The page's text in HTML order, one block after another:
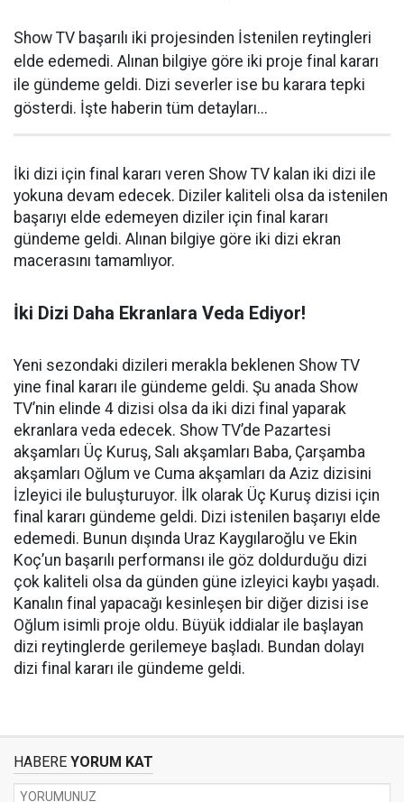
Show TV başarılı iki projesinden İstenilen reytingleri
elde edemedi. Alınan bilgiye göre iki proje final kararı
ile gündeme geldi. Dizi severler ise bu karara tepki
gösterdi. İşte haberin tüm detayları...
İki dizi için final kararı veren Show TV kalan iki dizi ile
yokuna devam edecek. Diziler kaliteli olsa da istenilen
başarıyı elde edemeyen diziler için final kararı
gündeme geldi. Alınan bilgiye göre iki dizi ekran
macerasını tamamlıyor.
İki Dizi Daha Ekranlara Veda Ediyor!
Yeni sezondaki dizileri merakla beklenen Show TV
yine final kararı ile gündeme geldi. Şu anada Show
TV’nin elinde 4 dizisi olsa da iki dizi final yaparak
ekranlara veda edecek. Show TV’de Pazartesi
akşamları Üç Kuruş, Salı akşamları Baba, Çarşamba
akşamları Oğlum ve Cuma akşamları da Aziz dizisini
İzleyici ile buluşturuyor. İlk olarak Üç Kuruş dizisi için
final kararı gündeme geldi. Dizi istenilen başarıyı elde
edemedi. Bunun dışında Uraz Kaygılaroğlu ve Ekin
Koç’un başarılı performansı ile göz doldurduğu dizi
çok kaliteli olsa da günden güne izleyici kaybı yaşadı.
Kanalın final yapacağı kesinleşen bir diğer dizisi ise
Oğlum isimli proje oldu. Büyük iddialar ile başlayan
dizi reytinglerde gerilemeye başladı. Bundan dolayı
dizi final kararı ile gündeme geldi.
HABERE YORUM KAT